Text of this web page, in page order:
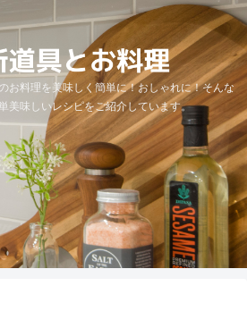
お料理を美味しく簡単に！おしゃれに！そんな
美味しいレシピをご紹介しています。